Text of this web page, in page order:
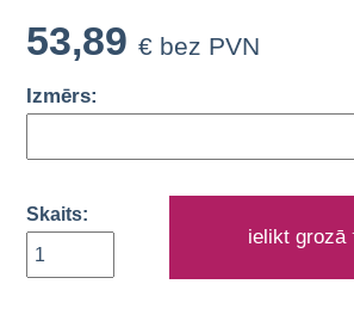
53,89 € bez PVN
Izmērs:
Skaits:
ielikt grozā